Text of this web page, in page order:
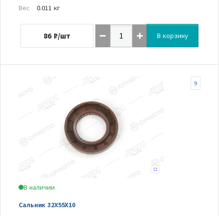
Вес
0.011 кг
86 ₽/шт В корзину
В наличии
Сальник 32X55X10
9